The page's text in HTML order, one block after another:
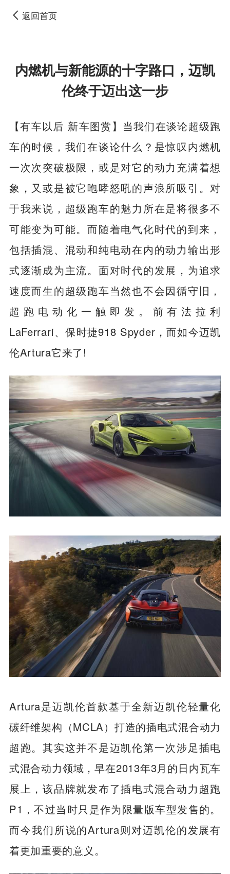
返回首页
内燃机与新能源的十字路口，迈凯
伦终于迈出这一步
【有车以后 新车图赏】当我们在谈论超级跑
车的时候，我们在谈论什么？是惊叹内燃机
一次次突破极限，或是对它的动力充满着想
象，又或是被它咆哮怒吼的声浪所吸引。对
于我来说，超级跑车的魅力所在是将很多不
可能变为可能。而随着电气化时代的到来，
包括插混、混动和纯电动在内的动力输出形
式逐渐成为主流。面对时代的发展，为追求
速度而生的超级跑车当然也不会因循守旧，
超跑电动化一触即发。前有法拉利
LaFerrari、保时捷918 Spyder，而如今迈凯
伦Artura它来了!
Artura是迈凯伦首款基于全新迈凯伦轻量化
碳纤维架构（MCLA）打造的插电式混合动力
超跑。其实这并不是迈凯伦第一次涉足插电
式混合动力领域，早在2013年3月的日内瓦车
展上，该品牌就发布了插电式混合动力超跑
P1，不过当时只是作为限量版车型发售的。
而今我们所说的Artura则对迈凯伦的发展有
着更加重要的意义。